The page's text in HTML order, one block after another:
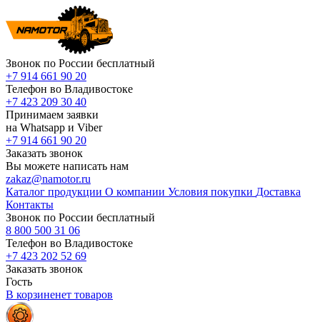
Звонок по России бесплатный
+7 914 661 90 20
Телефон во Владивостоке
+7 423 209 30 40
Принимаем заявки
на Whatsapp и Viber
+7 914 661 90 20
Заказать звонок
Вы можете написать нам
zakaz@namotor.ru
Каталог продукции О компании Условия покупки Доставка
Контакты
Звонок по России бесплатный
8 800 500 31 06
Телефон во Владивостоке
+7 423 202 52 69
Заказать звонок
Гость
В корзиненет товаров